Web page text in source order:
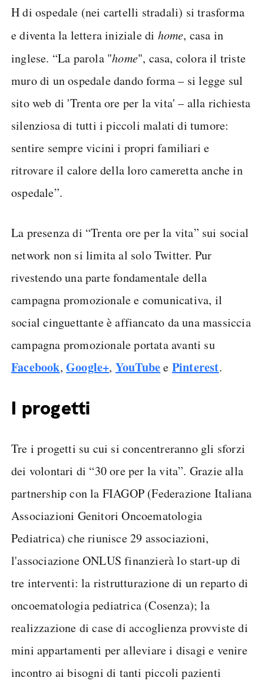
H di ospedale (nei cartelli stradali) si trasforma
e diventa la lettera iniziale di home, casa in
inglese. “La parola "home", casa, colora il triste
muro di un ospedale dando forma – si legge sul
sito web di 'Trenta ore per la vita' – alla richiesta
silenziosa di tutti i piccoli malati di tumore:
sentire sempre vicini i propri familiari e
ritrovare il calore della loro cameretta anche in
ospedale”.
La presenza di “Trenta ore per la vita” sui social
network non si limita al solo Twitter. Pur
rivestendo una parte fondamentale della
campagna promozionale e comunicativa, il
social cinguettante è affiancato da una massiccia
campagna promozionale portata avanti su
Facebook,Google+, YouTubee Pinterest.
I progetti
Tre i progetti su cui si concentreranno gli sforzi
dei volontari di “30 ore per la vita”. Grazie alla
partnership con la FIAGOP (Federazione Italiana
Associazioni Genitori Oncoematologia
Pediatrica) che riunisce 29 associazioni,
l'associazione ONLUS finanzierà lo start-up di
tre interventi: la ristrutturazione di un reparto di
oncoematologia pediatrica (Cosenza); la
realizzazione di case di accoglienza provviste di
mini appartamenti per alleviare i disagi e venire
incontro ai bisogni di tanti piccoli pazienti